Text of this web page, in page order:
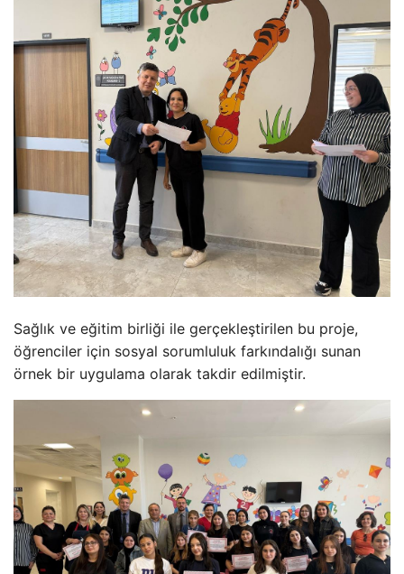
Sağlık ve eğitim birliği ile gerçekleştirilen bu proje,
öğrenciler için sosyal sorumluluk farkındalığı sunan
örnek bir uygulama olarak takdir edilmiştir.